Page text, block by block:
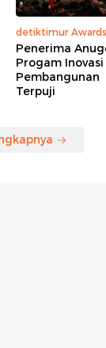
detiktimur
Penerima
Progam Inovasi
Pembangunan
Terpuji